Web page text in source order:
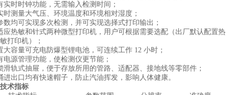
实时时钟功能，无需输入检测时间；
时测量大气压、环境温度和环境相对湿度；
数均可实现多次检测，并可实现选择式打印输出；
应热敏和针式两种微型打印机，用户可根据需要选配（出厂默认配置热
敏打印机）；
大容量可充电防爆型锂电池，可连续工作 12 小时；
电源管理功能，使检测仪更节能；
滑轨式抽屉，便于存放所用的管路、适配器、接地线等零部件；
进出口均有快速帽子，防止汽油挥发，影响人体健康。
技术指标